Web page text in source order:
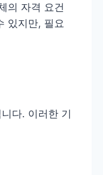
의 자격 요건
있지만, 필요
다. 이러한 기